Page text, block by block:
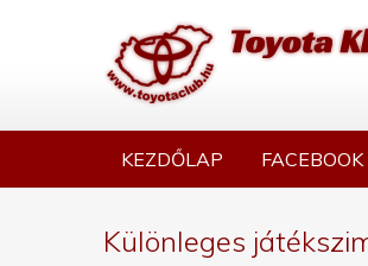
KEZDŐLAP
Különleges